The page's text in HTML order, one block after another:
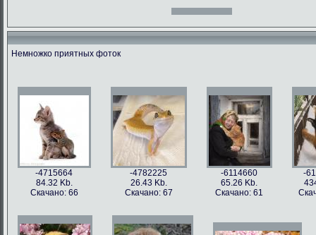
996.47 Kb.
Скачано: 71
Самые смешные фото (15)
809.97 Kb.
Скачано: 68
Самые смешные фото (16)
674.29 Kb.
Скачано: 79
Самые
Самые смешные фото (27)
Скачано: 61
Самые смешные фото (28)
1158.5 Kb.
Скачано: 76
Самые
Самые смешные фото (31)
626.42 Kb.
Скачано: 77
Самые смешные фото (33)
1054 Kb.
Скачано: 85
Немножко приятных фоток
-4715664
84.32 Kb.
Скачано: 66
-4782225
26.43 Kb.
Скачано: 67
-6114660
65.26 Kb.
Скачано: 61
-